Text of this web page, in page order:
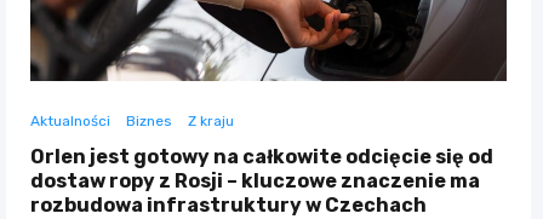
Aktualności Biznes Z kraju
Orlen jest gotowy na całkowite odcięcie się od
dostaw ropy z Rosji – kluczowe znaczenie ma
rozbudowa infrastruktury w Czechach